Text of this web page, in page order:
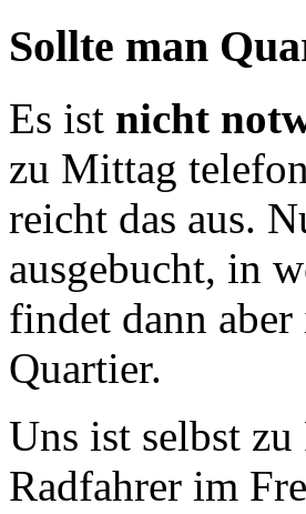
Sollte man
Es ist nicht
zu Mittag
reicht das aus.
ausgebucht, in
findet dann
Quartier.
Uns ist selbst
Radfahrer im